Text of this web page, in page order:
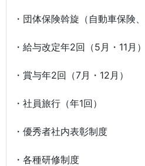
・団体保険斡旋（自動車保険
・給与改定年2回（5月・11月）
・賞与年2回（7月・12月）
・社員旅行（年1回）
・優秀者社内表彰制度
・各種研修制度